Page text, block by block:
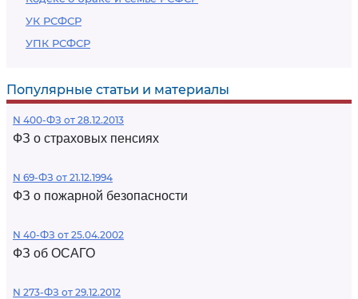
УК РСФСР
УПК РСФСР
Популярные статьи и материалы
N 400-ФЗ от 28.12.2013
ФЗ о страховых пенсиях
N 69-ФЗ от 21.12.1994
ФЗ о пожарной безопасности
N 40-ФЗ от 25.04.2002
ФЗ об ОСАГО
N 273-ФЗ от 29.12.2012